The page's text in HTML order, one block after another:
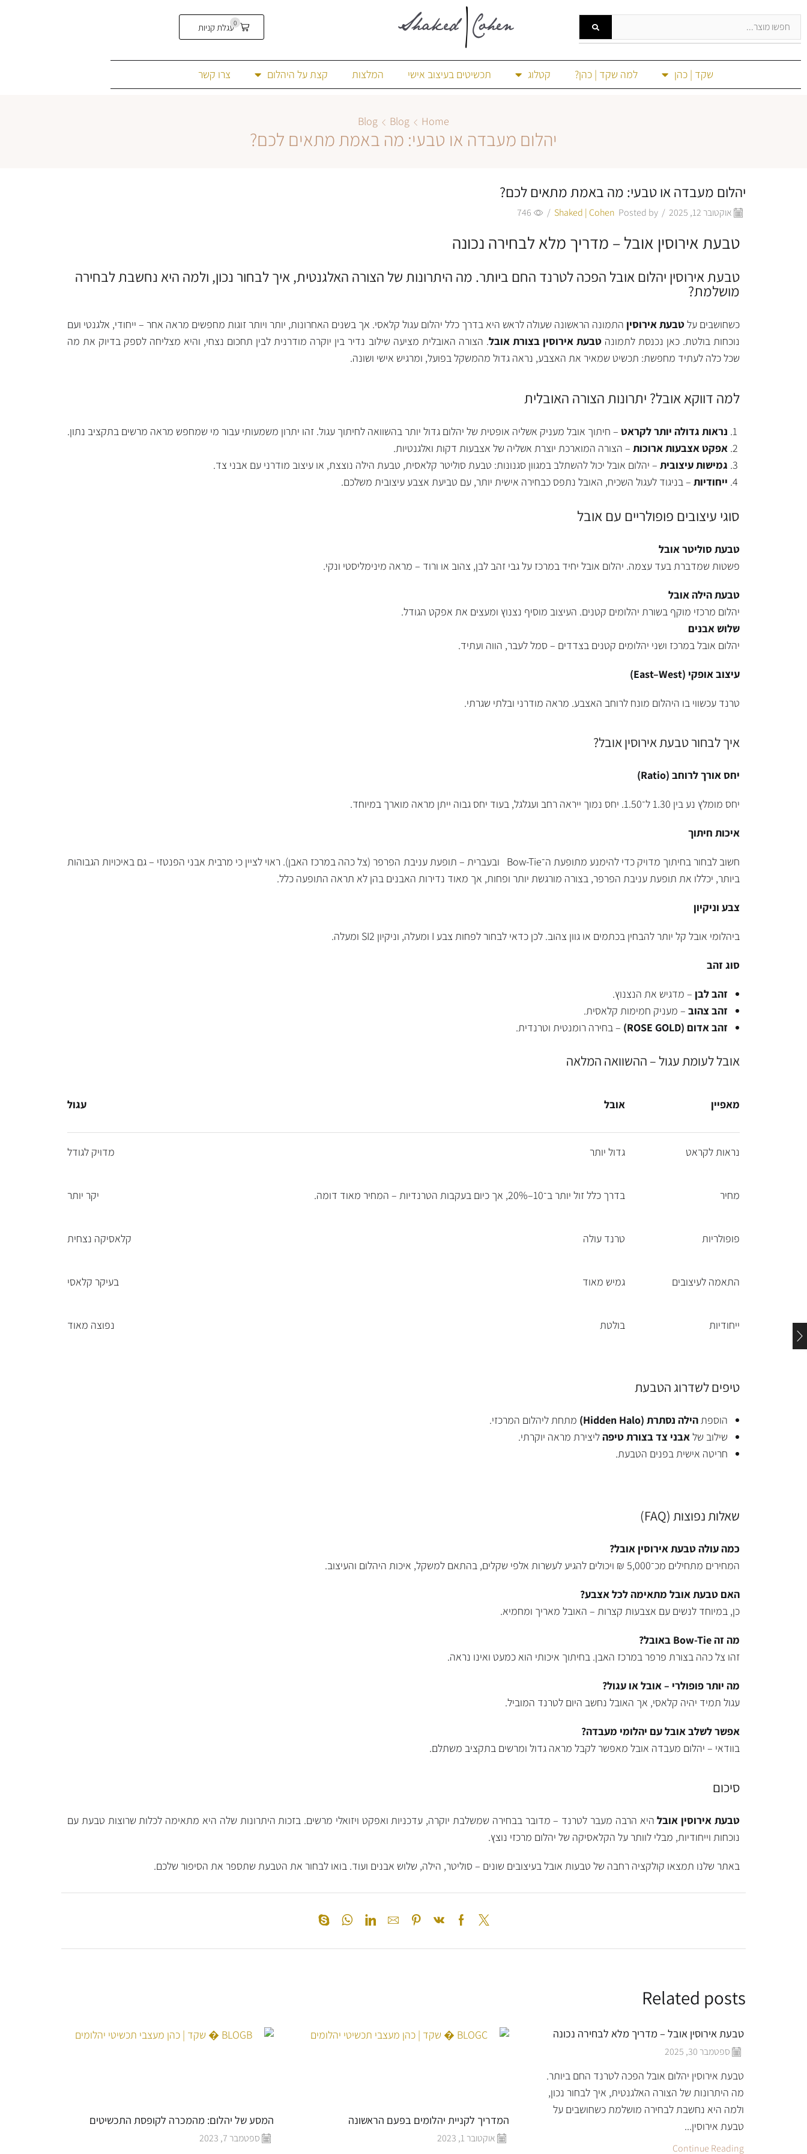
0עגלת קניות
שקד | כהן למה שקד | כהן? קטלוג תכשיטים בעיצוב אישי המלצות קצת על היהלום צרו קשר
Home
Blog
Blog
יהלום מעבדה או טבעי: מה באמת מתאים לכם?
יהלום מעבדה או טבעי: מה באמת מתאים לכם?
אוקטובר 12, 2025 /
Posted by
Shaked | Cohen
/
746
טבעת אירוסין אובל – מדריך מלא לבחירה נכונה
טבעת אירוסין יהלום אובל הפכה לטרנד החם ביותר. מה היתרונות של הצורה האלגנטית, איך לבחור נכון, ולמה היא נחשבת לבחירה
מושלמת?
כשחושבים עלטבעת אירוסין התמונה הראשונה שעולה לראש היא בדרך כלל יהלום עגול קלאסי. אך בשנים האחרונות, יותר ויותר זוגות מחפשים מראה אחר – ייחודי, אלגנטי ועם
נוכחות בולטת. כאן נכנסת לתמונהטבעת אירוסין בצורת אובל. הצורה האובלית מציעה שילוב נדיר בין יוקרה מודרנית לבין תחכום נצחי, והיא מצליחה לספק בדיוק את מה
שכל כלה לעתיד מחפשת: תכשיט שמאיר את האצבע, נראה גדול מהמשקל בפועל, ומרגיש אישי ושונה.
למה דווקא אובל? יתרונות הצורה האובלית
נראות גדולה יותר לקראט – חיתוך אובל מעניק אשליה אופטית של יהלום גדול יותר בהשוואה לחיתוך עגול. זהו יתרון משמעותי עבור מי שמחפש מראה מרשים בתקציב נתון.
אפקט אצבעות ארוכות – הצורה המוארכת יוצרת אשליה של אצבעות דקות ואלגנטיות.
גמישות עיצובית – יהלום אובל יכול להשתלב במגוון סגנונות: טבעת סוליטר קלאסית, טבעת הילה נוצצת, או עיצוב מודרני עם אבני צד.
ייחודיות – בניגוד לעגול השכיח, האובל נתפס כבחירה אישית יותר, עם טביעת אצבע עיצובית משלכם.
סוגי עיצובים פופולריים עם אובל
טבעת סוליטר אובל
פשטות שמדברת בעד עצמה. יהלום אובל יחיד במרכז על גבי זהב לבן, צהוב או ורוד – מראה מינימליסטי ונקי.
טבעת הילה אובל
יהלום מרכזי מוקף בשורת יהלומים קטנים. העיצוב מוסיף נצנוץ ומעצים את אפקט הגודל.
שלוש אבנים
יהלום אובל במרכז ושני יהלומים קטנים בצדדים – סמל לעבר, הווה ועתיד.
עיצוב אופקי (East–West)
טרנד עכשווי בו היהלום מונח לרוחב האצבע. מראה מודרני ובלתי שגרתי.
איך לבחור טבעת אירוסין אובל?
יחס אורך לרוחב (Ratio)
יחס מומלץ נע בין 1.30 ל־1.50. יחס נמוך ייראה רחב ועגלגל, בעוד יחס גבוה ייתן מראה מוארך במיוחד.
איכות חיתוך
חשוב לבחור בחיתוך מדויק כדי להימנע מתופעת ה־Bow-Tie ובעברית – תופעת עניבת הפרפר (צל כהה במרכז האבן). ראוי לציין כי מרבית אבני הפנטזי – גם באיכויות הגבוהות
ביותר, יכללו את תופעת עניבת הפרפר, בצורה מורגשת יותר ופחות, אך מאוד נדירות האבנים בהן לא תראה התופעה כלל.
צבע וניקיון
ביהלומי אובל קל יותר להבחין בכתמים או גוון צהוב. לכן כדאי לבחור לפחות צבע I ומעלה, וניקיון SI2 ומעלה.
סוג זהב
זהב לבן – מדגיש את הנצנוץ.
זהב צהוב – מעניק חמימות קלאסית.
זהב אדום (ROSE GOLD
) – בחירה רומנטית וטרנדית.
אובל לעומת עגול – ההשוואה המלאה
מאפיין אובל עגול
נראות לקראט גדול יותר מדויק לגודל
מחיר בדרך כלל זול יותר ב־10–20%, אך כיום בעקבות הטרנדיות – המחיר מאוד דומה. יקר יותר
פופולריות טרנד עולה קלאסיקה נצחית
התאמה לעיצובים גמיש מאוד בעיקר קלאסי
ייחודיות בולטת נפוצה מאוד
טיפים לשדרוג הטבעת
הוספת הילה נסתרת (Hidden Halo)
מתחת ליהלום המרכזי.
שילוב של אבני צד בצורת טיפהליצירת מראה יוקרתי.
חריטה אישית בפנים הטבעת.
שאלות נפוצות (FAQ)
כמה עולה טבעת אירוסין אובל?
המחירים מתחילים מכ־5,000 ₪ ויכולים להגיע לעשרות אלפי שקלים, בהתאם למשקל, איכות היהלום והעיצוב.
האם טבעת אובל מתאימה לכל אצבע?
כן, במיוחד לנשים עם אצבעות קצרות – האובל מאריך ומחמיא.
מה זה באובל?
זהו צל כהה בצורת פרפר במרכז האבן. בחיתוך איכותי הוא כמעט ואינו נראה.
מה יותר פופולרי – אובל או עגול?
עגול תמיד יהיה קלאסי, אך האובל נחשב היום לטרנד המוביל.
אפשר לשלב אובל עם יהלומי מעבדה?
בוודאי – יהלום מעבדה אובל מאפשר לקבל מראה גדול ומרשים בתקציב משתלם.
סיכום
טבעת אירוסין אובלהיא הרבה מעבר לטרנד – מדובר בבחירה שמשלבת יוקרה, עדכניות ואפקט ויזואלי מרשים. בזכות היתרונות שלה היא מתאימה לכלות שרוצות טבעת עם
נוכחות וייחודיות, מבלי לוותר על הקלאסיקה של יהלום מרכזי נוצץ.
באתר שלנו תמצאו קולקציה רחבה של טבעות אובל בעיצובים שונים – סוליטר, הילה, שלוש אבנים ועוד. בואו לבחור את הטבעת שתספר את הסיפור שלכם.
Related posts
טבעת אירוסין אובל – מדריך מלא לבחירה נכונה
ספטמבר 30, 2025
טבעת אירוסין יהלום אובל הפכה לטרנד החם ביותר.
מה היתרונות של הצורה האלגנטית, איך לבחור נכון,
ולמה היא נחשבת לבחירה מושלמת כשחושבים על
טבעת אירוסין...
Continue Reading
המדריך לקניית יהלומים בפעם הראשונה
אוקטובר 1, 2023
המסע של יהלום: מהמכרה לקופסת התכשיטים
ספטמבר 7, 2023